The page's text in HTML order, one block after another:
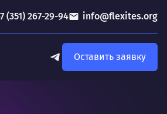
(351) 267-29-94 info@flexites.org
Оставить заявку